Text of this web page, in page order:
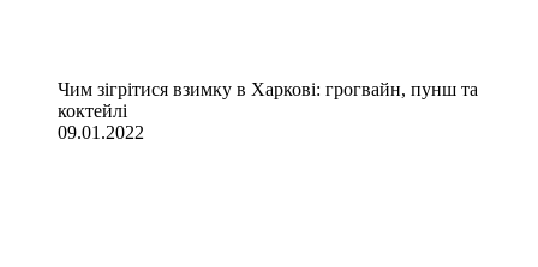
Чим зігрітися взимку в Харкові: грогвайн, пунш та
коктейлі
09.01.2022